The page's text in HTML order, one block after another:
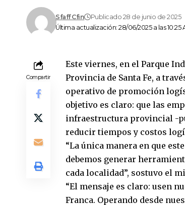
Última actualización: 28/06/2025 a las 10:25
Sfaff Cfin Publicado 28 de junio de 2025
Compartir
Este viernes, en el Parque
Provincia de Santa Fe, a
operativo de promoción
objetivo es claro: que las
infraestructura provincial -
reducir tiempos y costos
“La única manera en que
debemos generar
cada localidad”, sostuvo el
“El mensaje es claro: usen
Franca. Operando desde